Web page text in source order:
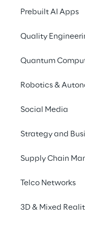
Prebuilt AI Apps
Quality
Quantum
Robotics &
Social Media
Strategy and
Supply Chain
Telco Networks
3D & Mixed
dar
Três
adoção